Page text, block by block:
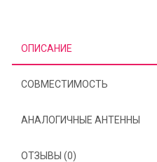
ОПИСАНИЕ
СОВМЕСТИМОСТЬ
АНАЛОГИЧНЫЕ АНТЕННЫ
ОТЗЫВЫ (0)